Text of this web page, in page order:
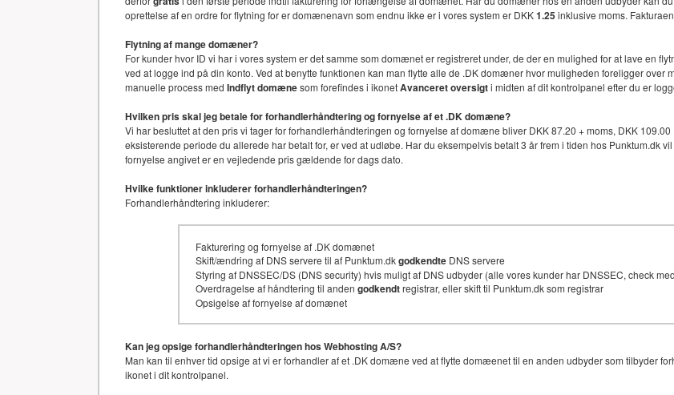
oprettelse af en ordre for flytning for er domænenavn som endnu ikke er i vores system er DKK1.25inklusive moms.
Flytning af mange domæner?
For kunder hvor ID vi har i vores system er det samme som domænet er registreret under, de der en mulighed for at lave en
ved at logge ind på din konto. Ved at benytte funktionen kan man flytte alle de .DK domæner hvor muligheden foreligger over
manuelle process med Indflyt domænesom forefindes i ikonetAvanceret oversigti midten af dit kontrolpanel efter du er
Hvilken pris skal jeg betale for forhandlerhåndtering og fornyelse af et .DK domæne?
Vi har besluttet at den pris vi tager for forhandlerhåndteringen og fornyelse af domæne bliver DKK 87.20 + moms, DKK
eksisterende periode du allerede har betalt for, er ved at udløbe. Har du eksempelvis betalt 3 år frem i tiden hos Punktum.dk
fornyelse angivet er en vejledende pris gældende for dags dato.
Hvilke funktioner inkluderer forhandlerhåndteringen?
Forhandlerhåndtering inkluderer:
Fakturering og fornyelse af .DK domænet
Skift/ændring af DNS servere til af Punktum.dkgodkendte DNS servere
Styring af DNSSEC/DS (DNS security) hvis muligt af DNS udbyder (alle vores kunder har DNSSEC, check
Overdragelse af håndtering til anden godkendtregistrar, eller skift til Punktum.dk som registrar
Opsigelse af fornyelse af domænet
Kan jeg opsige forhandlerhåndteringen hos Webhosting A/S?
Man kan til enhver tid opsige at vi er forhandler af et .DK domæne ved at flytte domæenet til en anden udbyder som tilbyder
ikonet i dit kontrolpanel.